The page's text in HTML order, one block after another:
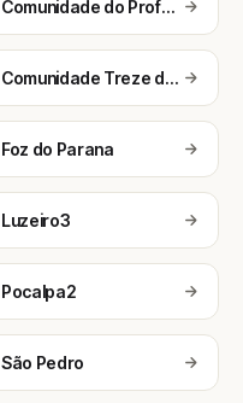
Comunidade do Profeta
Comunidade Treze de Maio
Foz do Parana
Luzeiro3
Pocalpa2
São Pedro